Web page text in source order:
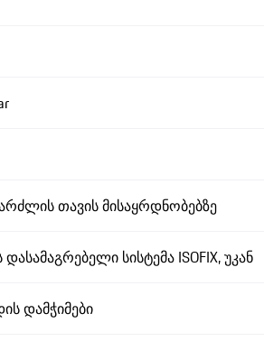
თავის მისაყრდნობებზე
სისტემა ISOFIX, უკან
დამჭიმები